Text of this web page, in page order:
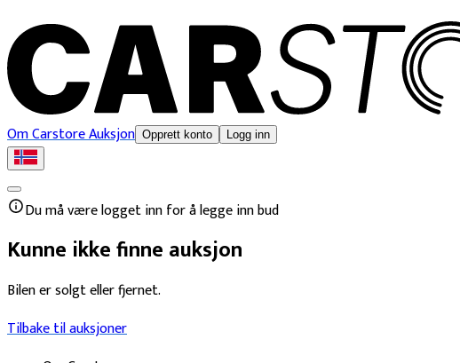
Om Carstore Auksjon Opprett konto Logg inn
Du må være logget inn for å legge inn bud
Kunne ikke finne auksjon
Bilen er solgt eller fjernet.
Tilbake til auksjoner